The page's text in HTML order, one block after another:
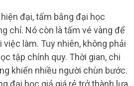
đại, tấm bằng đại học
chỉ. Nó còn là tấm vé vàng để
làm. Tuy nhiên, không phải
tập chính quy. Thời gian, chi
khiến nhiều người chùn bước.